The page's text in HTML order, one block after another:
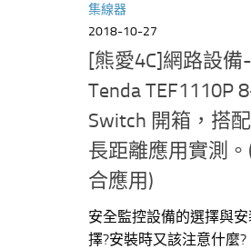
集線器
2018-10-27
[熊愛4C]網路設
Tenda TEF1110P
Switch 開箱，搭
長距離應用實測
合應用)
安全監控設備的選擇與
擇?安裝時又該注意什麼